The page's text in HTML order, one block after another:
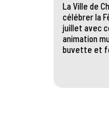
La Ville de
célébrer la
juillet avec
animation
buvette et